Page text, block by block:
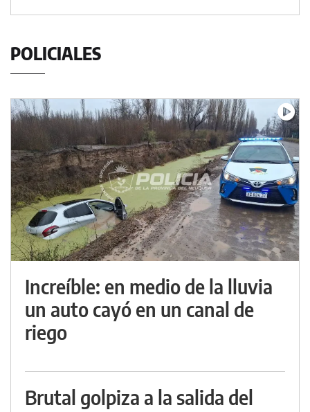
POLICIALES
Increíble: en medio de la lluvia
un auto cayó en un canal de
riego
Brutal golpiza a la salida del